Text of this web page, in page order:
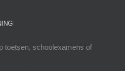
toetsen, schoolexamens of